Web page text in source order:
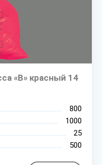
«В» красный 14
800
1000
25
500